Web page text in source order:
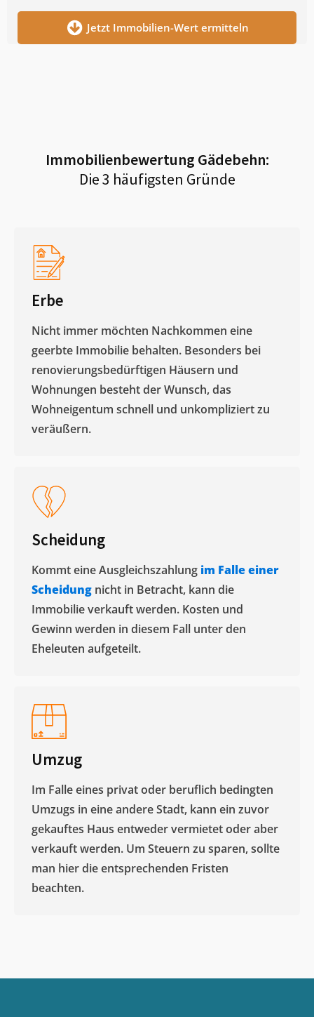
Jetzt Immobilien-Wert ermitteln
Immobilienbewertung Gädebehn:
Die 3 häufigsten Gründe
Erbe
Nicht immer möchten Nachkommen eine
geerbte Immobilie behalten. Besonders bei
renovierungsbedürftigen Häusern und
Wohnungen besteht der Wunsch, das
Wohneigentum schnell und unkompliziert zu
veräußern. ​
Scheidung
Kommt eine Ausgleichszahlung im Falle einer
Scheidung nicht in Betracht, kann die
Immobilie verkauft werden. Kosten und
Gewinn werden in diesem Fall unter den
Eheleuten aufgeteilt.​
Umzug
Im Falle eines privat oder beruflich bedingten
Umzugs in eine andere Stadt, kann ein zuvor
gekauftes Haus entweder vermietet oder aber
verkauft werden. Um Steuern zu sparen, sollte
man hier die entsprechenden Fristen
beachten.